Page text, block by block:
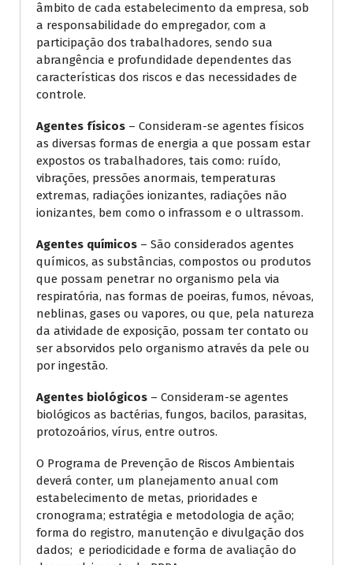
âmbito de cada estabelecimento da empresa, sob
a responsabilidade do empregador, com a
participação dos trabalhadores, sendo sua
abrangência e profundidade dependentes das
características dos riscos e das necessidades de
controle.
Agentes físicos – Consideram-se agentes físicos
as diversas formas de energia a que possam estar
expostos os trabalhadores, tais como: ruído,
vibrações, pressões anormais, temperaturas
extremas, radiações ionizantes, radiações não
ionizantes, bem como o infrassom e o ultrassom.
Agentes químicos – São considerados agentes
químicos, as substâncias, compostos ou produtos
que possam penetrar no organismo pela via
respiratória, nas formas de poeiras, fumos, névoas,
neblinas, gases ou vapores, ou que, pela natureza
da atividade de exposição, possam ter contato ou
ser absorvidos pelo organismo através da pele ou
por ingestão.
Agentes biológicos – Consideram-se agentes
biológicos as bactérias, fungos, bacilos, parasitas,
protozoários, vírus, entre outros.
O Programa de Prevenção de Riscos Ambientais
deverá conter, um planejamento anual com
estabelecimento de metas, prioridades e
cronograma; estratégia e metodologia de ação;
forma do registro, manutenção e divulgação dos
dados; e periodicidade e forma de avaliação do